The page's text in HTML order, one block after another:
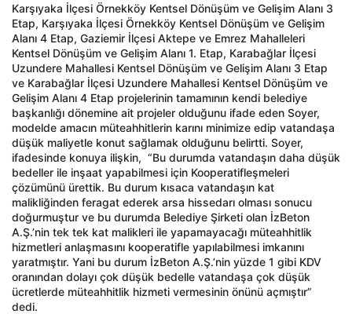
Karşıyaka İlçesi Örnekköy Kentsel Dönüşüm ve Gelişim Alanı 3
Etap, Karşıyaka İlçesi Örnekköy Kentsel Dönüşüm ve Gelişim
Alanı 4 Etap, Gaziemir İlçesi Aktepe ve Emrez Mahalleleri
Kentsel Dönüşüm ve Gelişim Alanı 1. Etap, Karabağlar İlçesi
Uzundere Mahallesi Kentsel Dönüşüm ve Gelişim Alanı 3 Etap
ve Karabağlar İlçesi Uzundere Mahallesi Kentsel Dönüşüm ve
Gelişim Alanı 4 Etap projelerinin tamamının kendi belediye
başkanlığı dönemine ait projeler olduğunu ifade eden Soyer,
modelde amacın müteahhitlerin karını minimize edip vatandaşa
düşük maliyetle konut sağlamak olduğunu belirtti. Soyer,
ifadesinde konuya ilişkin, “Bu durumda vatandaşın daha düşük
bedeller ile inşaat yapabilmesi için Kooperatifleşmeleri
çözümünü ürettik. Bu durum kısaca vatandaşın kat
malikliğinden feragat ederek arsa hissedarı olması sonucu
doğurmuştur ve bu durumda Belediye Şirketi olan İzBeton
A.Ş.’nin tek tek kat malikleri ile yapamayacağı müteahhitlik
hizmetleri anlaşmasını kooperatifle yapılabilmesi imkanını
yaratmıştır. Yani bu durum İzBeton A.Ş.’nin yüzde 1 gibi KDV
oranından dolayı çok düşük bedelle vatandaşa çok düşük
ücretlerde müteahhitlik hizmeti vermesinin önünü açmıştır”
dedi.